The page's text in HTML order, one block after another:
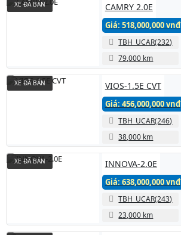
CAMRY 2.0E
Giá: 518,000,000 vnđ
TBH_UCAR(232)
79,000 km
XE ĐÃ BÁN
VIOS-1.5E CVT
Giá: 456,000,000 vnđ
TBH_UCAR(246)
38,000 km
XE ĐÃ BÁN
INNOVA-2.0E
Giá: 638,000,000 vnđ
TBH_UCAR(243)
23,000 km
XE ĐÃ BÁN